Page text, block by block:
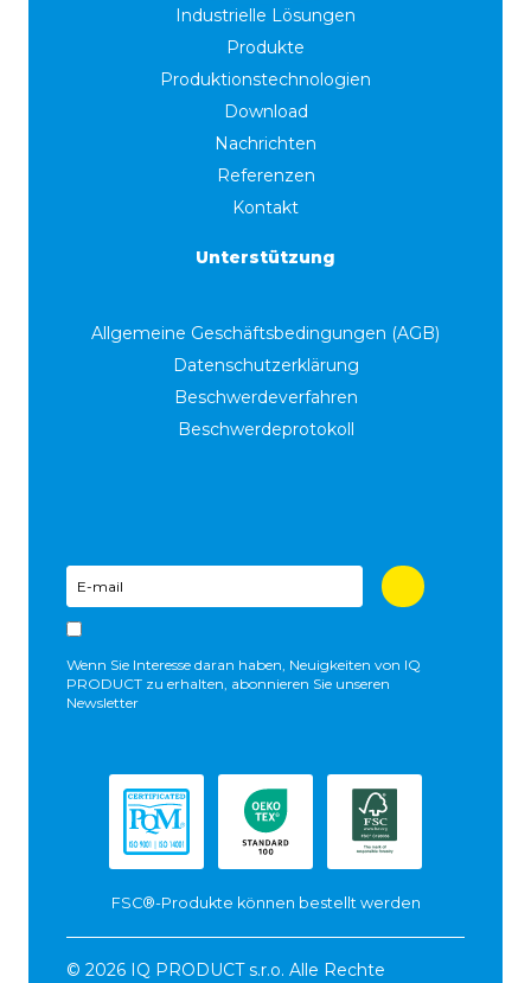
Industrielle Lösungen
Produkte
Produktionstechnologien
Download
Nachrichten
Referenzen
Kontakt
Unterstützung
Allgemeine Geschäftsbedingungen (AGB)
Datenschutzerklärung
Beschwerdeverfahren
Beschwerdeprotokoll
Wenn Sie Interesse daran haben, Neuigkeiten von IQ
PRODUCT zu erhalten, abonnieren Sie unseren
Newsletter
FSC®-Produkte können bestellt werden
© 2026 IQ PRODUCT s.r.o. Alle Rechte